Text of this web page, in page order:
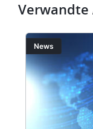
BildNews